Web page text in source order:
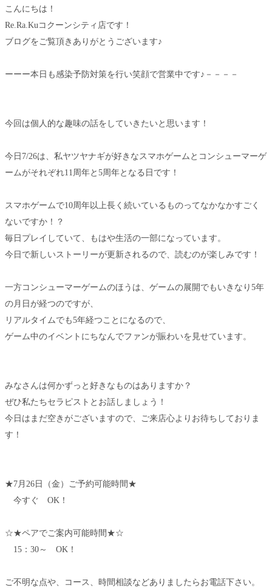
こんにちは！
Re.Ra.Kuコクーンシティ店です！
ブログをご覧頂きありがとうございます♪
ーーー本日も感染予防対策を行い笑顔で営業中です♪－－－－
今回は個人的な趣味の話をしていきたいと思います！
今日7/26は、私ヤツヤナギが好きなスマホゲームとコンシューマーゲ
ームがそれぞれ11周年と5周年となる日です！
スマホゲームで10周年以上長く続いているものってなかなかすごく
ないですか！？
毎日プレイしていて、もはや生活の一部になっています。
今日で新しいストーリーが更新されるので、読むのが楽しみです！
一方コンシューマーゲームのほうは、ゲームの展開でもいきなり5年
の月日が経つのですが、
リアルタイムでも5年経つことになるので、
ゲーム中のイベントにちなんでファンが賑わいを見せています。
みなさんは何かずっと好きなものはありますか？
ぜひ私たちセラピストとお話しましょう！
今日はまだ空きがございますので、ご来店心よりお待ちしておりま
す！
★7月26日（金）ご予約可能時間★
今すぐ OK！
☆★ペアでご案内可能時間★☆
15：30～ OK！
ご不明な点や、コース、時間相談などありましたらお電話下さい。